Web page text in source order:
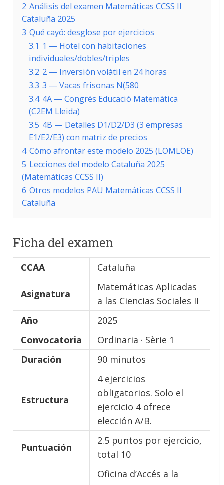
2 Análisis del examen Matemáticas CCSS II
Cataluña 2025
3 Qué cayó: desglose por ejercicios
3.1 1 — Hotel con habitaciones
individuales/dobles/triples
3.2 2 — Inversión volátil en 24 horas
3.3 3 — Vacas frisonas N(580
3.4 4A — Congrés Educació Matemàtica
(C2EM Lleida)
3.5 4B — Detalles D1/D2/D3 (3 empresas
E1/E2/E3) con matriz de precios
4 Cómo afrontar este modelo 2025 (LOMLOE)
5 Lecciones del modelo Cataluña 2025
(Matemáticas CCSS II)
6 Otros modelos PAU Matemáticas CCSS II
Cataluña
Ficha del examen
CCAA Cataluña
Asignatura
Matemáticas Aplicadas
a las Ciencias Sociales II
Año
2025
Convocatoria
Ordinaria · Sèrie 1
Duración
90 minutos
Estructura
4 ejercicios
obligatorios. Solo el
ejercicio 4 ofrece
elección A/B.
Puntuación
2.5 puntos por ejercicio,
total 10
Oficina d’Accés a la